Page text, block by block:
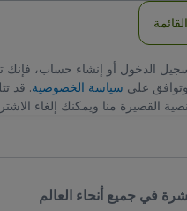
الدخول أو إنشاء حساب، فإنك
وتوافق على سياسة الخصوصية. قد
القصيرة منا ويمكنك إلغاء
في جميع أنحاء العالم